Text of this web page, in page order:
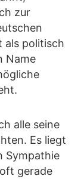
zur
als politisch
Name
alle seine
Es liegt
Sympathie
gerade